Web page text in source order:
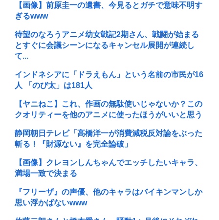
【画像】前原圭一の遺書、今見るとガチで意味不明す
ぎるwww
待望のなろうアニメ幼女戦記2期さん、戦闘が始まる
とすぐに会議シーンになるキャンセル展開が連続し
て...
インドネシアに「ドラえもん」という名前の市民が16
人 「のび太」は181人
【ヤニねこ】これ、作画の無駄使いじゃないか？この
クオリティーを他のアニメに使ったほうがいいと思う
静岡朝日テレビ「高橋洋一が消費減税反対論をぶった
斬る！『財源ない』を完全論破」
【画像】クレヨンしんちゃんでエッチしたいキャラ、
満場一致で決まる
『フリーザ』の声優、他のキャラはバイキンマンしか
思い浮かばないwww